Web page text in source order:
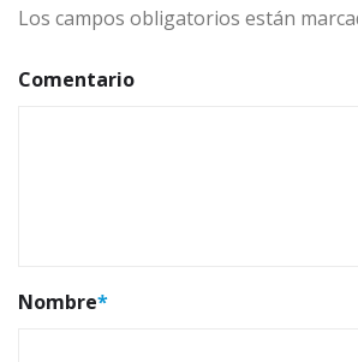
Los campos obligatorios están
Comentario
Nombre*